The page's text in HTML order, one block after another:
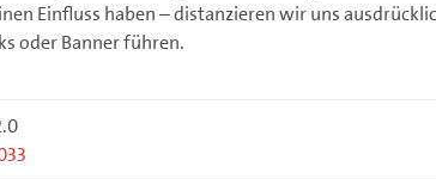
Einfluss haben – distanzieren wir uns
oder Banner führen.